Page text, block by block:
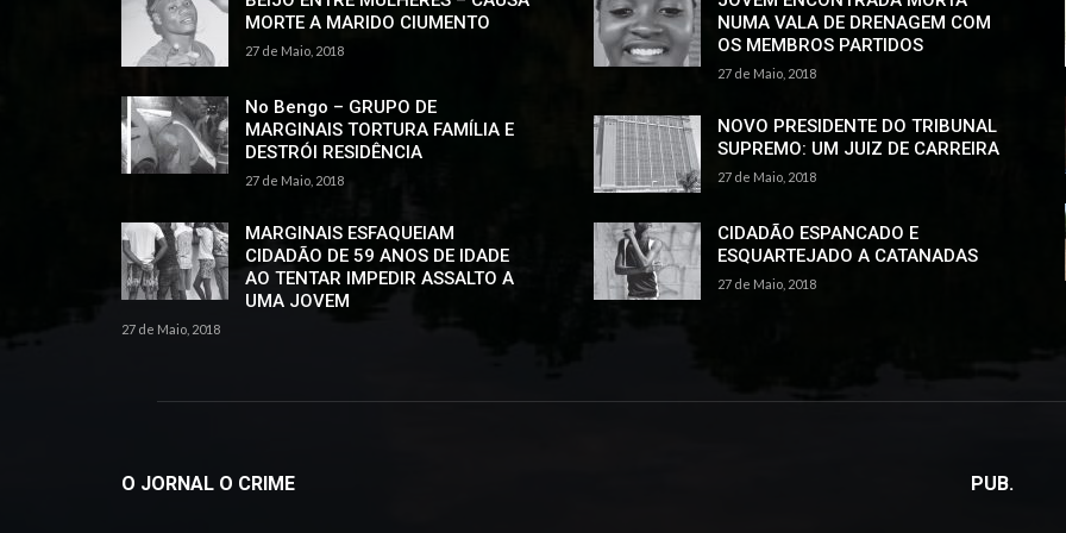
MORTE A MARIDO CIUMENTO
27 de Maio, 2018
No Bengo – GRUPO DE
MARGINAIS TORTURA FAMÍLIA E
DESTRÓI RESIDÊNCIA
27 de Maio, 2018
MARGINAIS ESFAQUEIAM
CIDADÃO DE 59 ANOS DE IDADE
AO TENTAR IMPEDIR ASSALTO A
UMA JOVEM
27 de Maio, 2018
NUMA VALA DE DRENAGEM COM
OS MEMBROS PARTIDOS
27 de Maio, 2018
NOVO PRESIDENTE DO TRIBUNAL
SUPREMO: UM JUIZ DE CARREIRA
27 de Maio, 2018
CIDADÃO ESPANCADO E
ESQUARTEJADO A CATANADAS
27 de Maio, 2018
O JORNAL O CRIME PUB.